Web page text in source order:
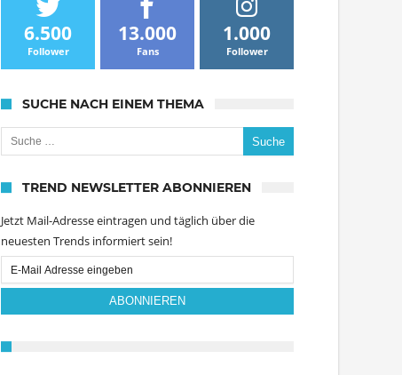
6.500
Follower
13.000
Fans
1.000
Follower
SUCHE NACH EINEM THEMA
Suche nach:
TREND NEWSLETTER ABONNIEREN
Jetzt Mail-Adresse eintragen und täglich über die
neuesten Trends informiert sein!
Email
Subscription
ABONNIEREN